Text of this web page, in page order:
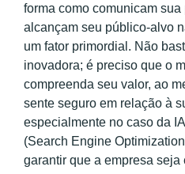
forma como comunicam
alcançam seu público-alvo
um fator primordial. Não
inovadora; é preciso que o
compreenda seu valor, ao
sente seguro em relação à
especialmente no caso da
(Search Engine
garantir que a empresa